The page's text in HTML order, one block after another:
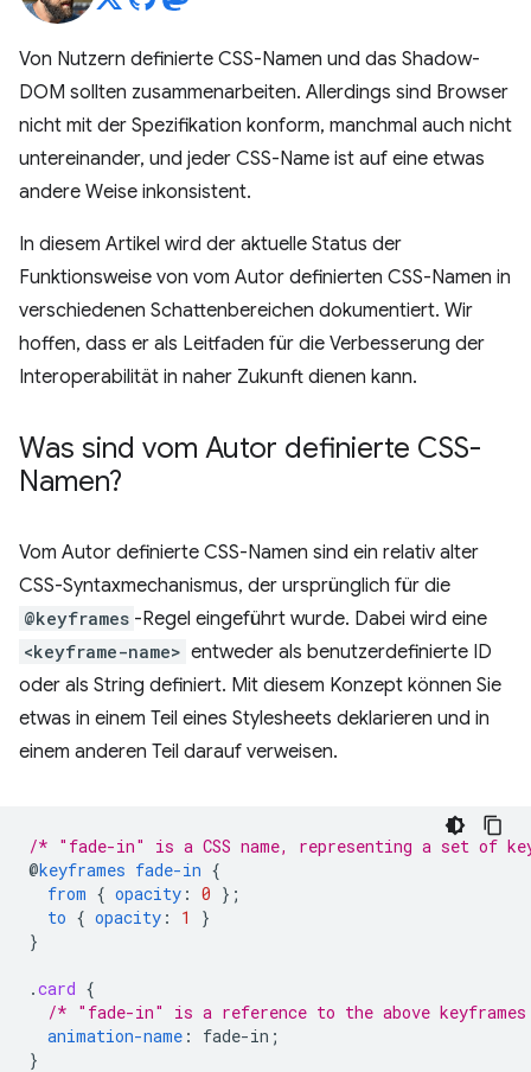
Von Nutzern definierte CSS-Namen und das Shadow-
DOM sollten zusammenarbeiten. Allerdings sind Browser
nicht mit der Spezifikation konform, manchmal auch nicht
untereinander, und jeder CSS-Name ist auf eine etwas
andere Weise inkonsistent.
In diesem Artikel wird der aktuelle Status der
Funktionsweise von vom Autor definierten CSS-Namen in
verschiedenen Schattenbereichen dokumentiert. Wir
hoffen, dass er als Leitfaden für die Verbesserung der
Interoperabilität in naher Zukunft dienen kann.
Was sind vom Autor definierte CSS-
Namen?
Vom Autor definierte CSS-Namen sind ein relativ alter
CSS-Syntaxmechanismus, der ursprünglich für die
@keyframes -Regel eingeführt wurde. Dabei wird eine
<keyframe-name> entweder als benutzerdefinierte ID
oder als String definiert. Mit diesem Konzept können Sie
etwas in einem Teil eines Stylesheets deklarieren und in
einem anderen Teil darauf verweisen.
/* "fade-in" is a CSS name, representing a set of
@keyframes fade-in {
from { opacity : 0 } ;
to { opacity : 1
}
}
.card {
/* "fade-in" is a reference to the above
animation-name : fade-in ;
}